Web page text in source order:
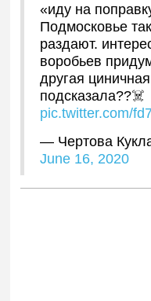
«иду на
Подмосковье
раздают.
воробьев
другая
подсказала??☠️
pic.twitter.com/
— Чертова
June 16, 2020